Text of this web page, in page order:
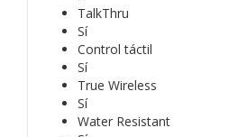
TalkThru
Sí
Control táctil
Sí
True Wireless
Sí
Water Resistant